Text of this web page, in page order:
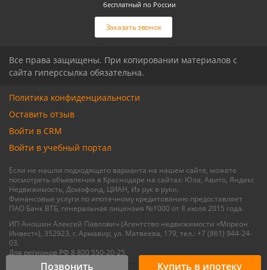
Позвонить Купить в ипотеку
Заказать звонок
бесплатный по России
Все права защищены. При копировании материалов с
сайта гиперссылка обязательна.
Если не нашли подходящего варианта на нашем сайте, можете
посмотреть объявления в Краснодаре на сайтах: Юла, Авито, Яндекс
Недвижимость, Домофонд, ЦИАН, Из рук в руки.
Финансовые услуги по ипотечному кредитованию предоставляет
ПАО Банк ВТБ, генеральная лицензия №1000 от 8 июля 2015 года.
ИП Аношин Алексей Павлович (Агентство недвижимости «Мореон
Инвест»), 352923, г. Армавир, ул. Матвеева, 179, тел.: +7 (861) 944-24-
03.
Для регионов РФ 8 800 550-20-25
Политика конфиденциальности
Оставить отзыв
Войти в CRM
Войти в учебный портал